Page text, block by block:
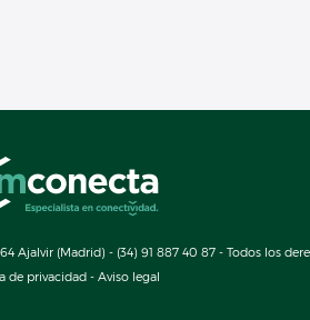
Ajalvir (Madrid) - (34) 91 887 40 87 - Todos los
de privacidad - Aviso legal